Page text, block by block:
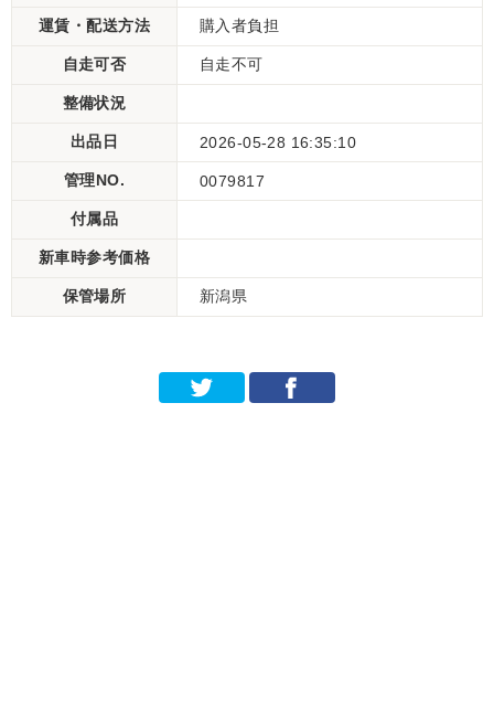
運賃・配送方法 購入者負担
自走可否 自走不可
整備状況
出品日 2026-05-28 16:35:10
管理NO. 0079817
付属品
新車時参考価格
保管場所 新潟県